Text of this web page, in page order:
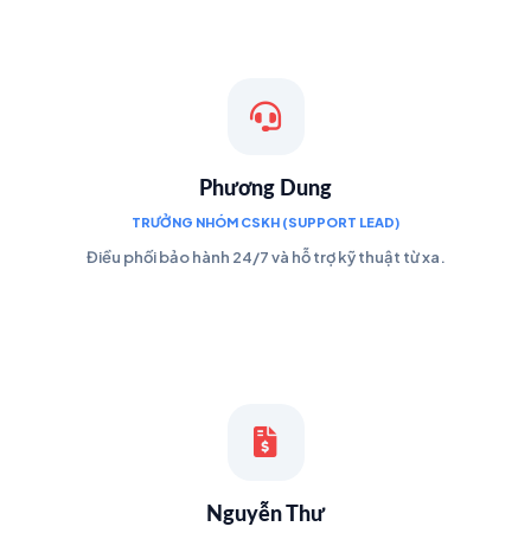
Phương Dung
TRƯỞNG NHÓM CSKH (SUPPORT LEAD)
Điều phối bảo hành 24/7 và hỗ trợ kỹ thuật từ xa.
Nguyễn Thư